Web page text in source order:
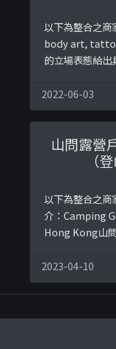
以下為整合之商
body art,
的立場表態給出
2022-06-03
山問露營
（
以下為整合之商
介：Camping
Hong Kong山
題用品寄賣🏕先
户外用品🏖以租
牌開發及創作用
2023-04-10